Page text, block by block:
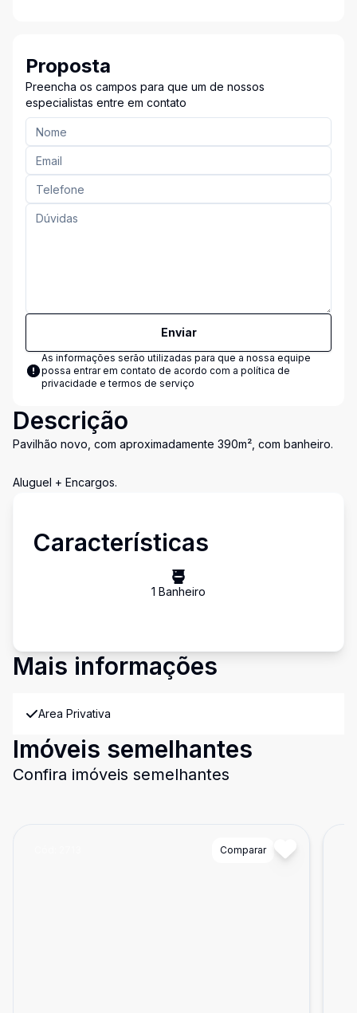
Proposta
Preencha os campos para que um de nossos
especialistas entre em contato
Enviar
As informações serão utilizadas para que a nossa equipe
possa entrar em contato de acordo com a política de
privacidade e termos de serviço
Descrição
Pavilhão novo, com aproximadamente 390m², com banheiro.
Aluguel + Encargos.
Características
1 Banheiro
Mais informações
Area Privativa
Imóveis semelhantes
Confira imóveis semelhantes
Comparar